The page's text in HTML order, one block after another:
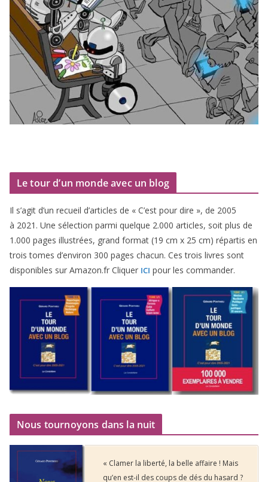
Le tour d’un monde avec un blog
Il s’agit d’un recueil d’ar­ticles de « C’est pour dire », de 2005
à 2021 . Une sélec­tion par­mi quelque 2.000 articles, soit plus de
1 .000 pages illus­trées, grand for­mat (19 cm x 25 cm) répar­tis en
trois tomes d’environ 300 pages cha­cun. Ces trois livres sont
dis­po­nibles sur Amazon​.fr Cliquer ICI pour les commander.
Nous tournoyons dans la nuit
« Clamer la liberté, la belle affaire ! Mais
qu’en est-il des coups de dés du hasard ?